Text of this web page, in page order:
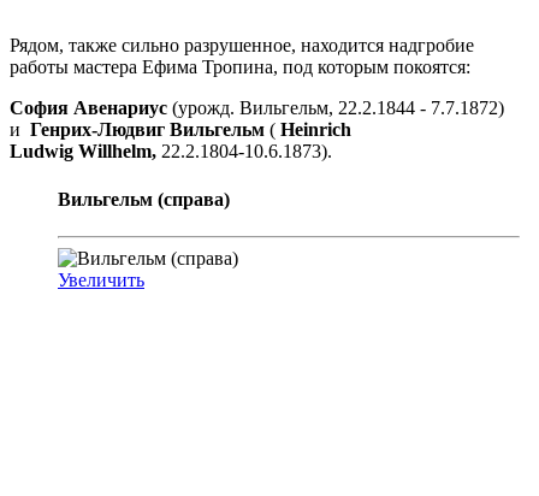
Рядом, также сильно разрушенное, находится надгробие
работы мастера Ефима Тропина, под которым покоятся:
София Авенариус (урожд. Вильгельм, 22.2.1844 - 7.7.1872)
и Генрих-Людвиг Вильгельм ( Heinrich
Ludwig Willhelm, 22.2.1804-10.6.1873).
Вильгельм (справа)
Увеличить